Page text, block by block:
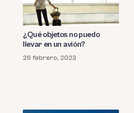
¿Qué objetos no puedo
llevar en un avión?
26 febrero, 2023